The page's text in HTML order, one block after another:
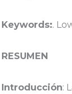
Keywords:.
RESUMEN
Introducción: